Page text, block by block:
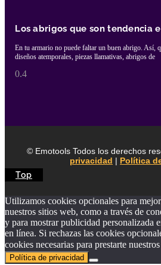
Los abrigos que son tendencia
En tu armario no puede faltar un buen abrigo. Así,
diseños atemporales, piezas llamativas, abrigos de
© Emotools Todos los derechos
privacidad | Política
Top
Utilizamos cookies opcionales para
nuestros sitios web, como a través de
y para mostrar publicidad personalizada
en línea. Si rechazas las cookies
cookies necesarias para prestarte
Política de privacidad